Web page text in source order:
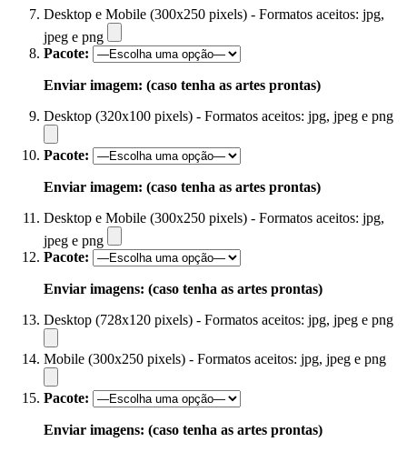
Desktop e Mobile (300x250 pixels) - Formatos aceitos: jpg,
jpeg e png
Pacote:
Enviar imagem: (caso tenha as artes prontas)
Desktop (320x100 pixels) - Formatos aceitos: jpg, jpeg e png
Pacote:
Enviar imagem: (caso tenha as artes prontas)
Desktop e Mobile (300x250 pixels) - Formatos aceitos: jpg,
jpeg e png
Pacote:
Enviar imagens: (caso tenha as artes prontas)
Desktop (728x120 pixels) - Formatos aceitos: jpg, jpeg e png
Mobile (300x250 pixels) - Formatos aceitos: jpg, jpeg e png
Pacote:
Enviar imagens: (caso tenha as artes prontas)